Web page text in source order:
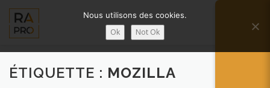
contenu
Menu
LA RÉALITÉ AUGMENTÉE ? RA’PRO
ÉTIQUETTE : MOZILLA
Nous utilisons des cookies.
Ok Not Ok